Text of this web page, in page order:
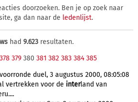
doorzoeken. Ben je op zoek naar
ga dan naar de ledenlijst.
had 9.623 resultaten.
378 379 380 381 382 383 384 385
duel, 3 augustus 2000, 08:05:08
vertrekken voor de interland van